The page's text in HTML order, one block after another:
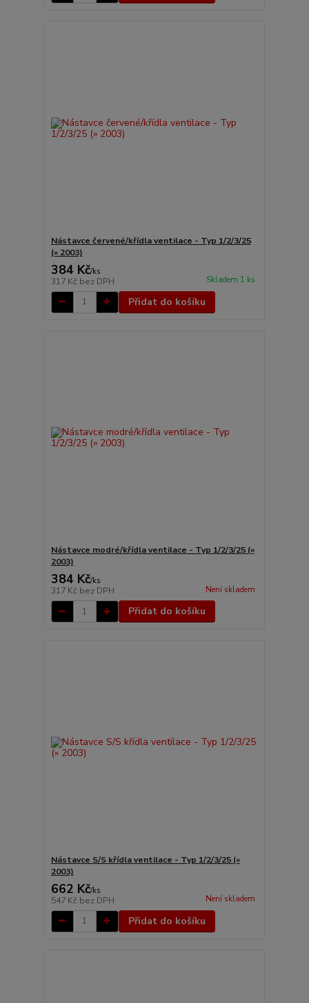
Nástavce červené/křídla ventilace - Typ 1/2/3/25
(» 2003)
384 Kč/ks
317 Kč bez DPH Skladem 1 ks
Přidat do košíku
Nástavce modré/křídla ventilace - Typ 1/2/3/25 (»
2003)
384 Kč/ks
317 Kč bez DPH Není skladem
Přidat do košíku
Nástavce S/S křídla ventilace - Typ 1/2/3/25 (»
2003)
662 Kč/ks
547 Kč bez DPH Není skladem
Přidat do košíku